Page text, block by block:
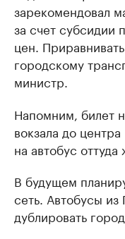
зарекомендовал
за счет субсидии
цен.
городскому
министр.
Напомним, билет
вокзала до
на автобус
В будущем
сеть. Автобусы из
дублировать